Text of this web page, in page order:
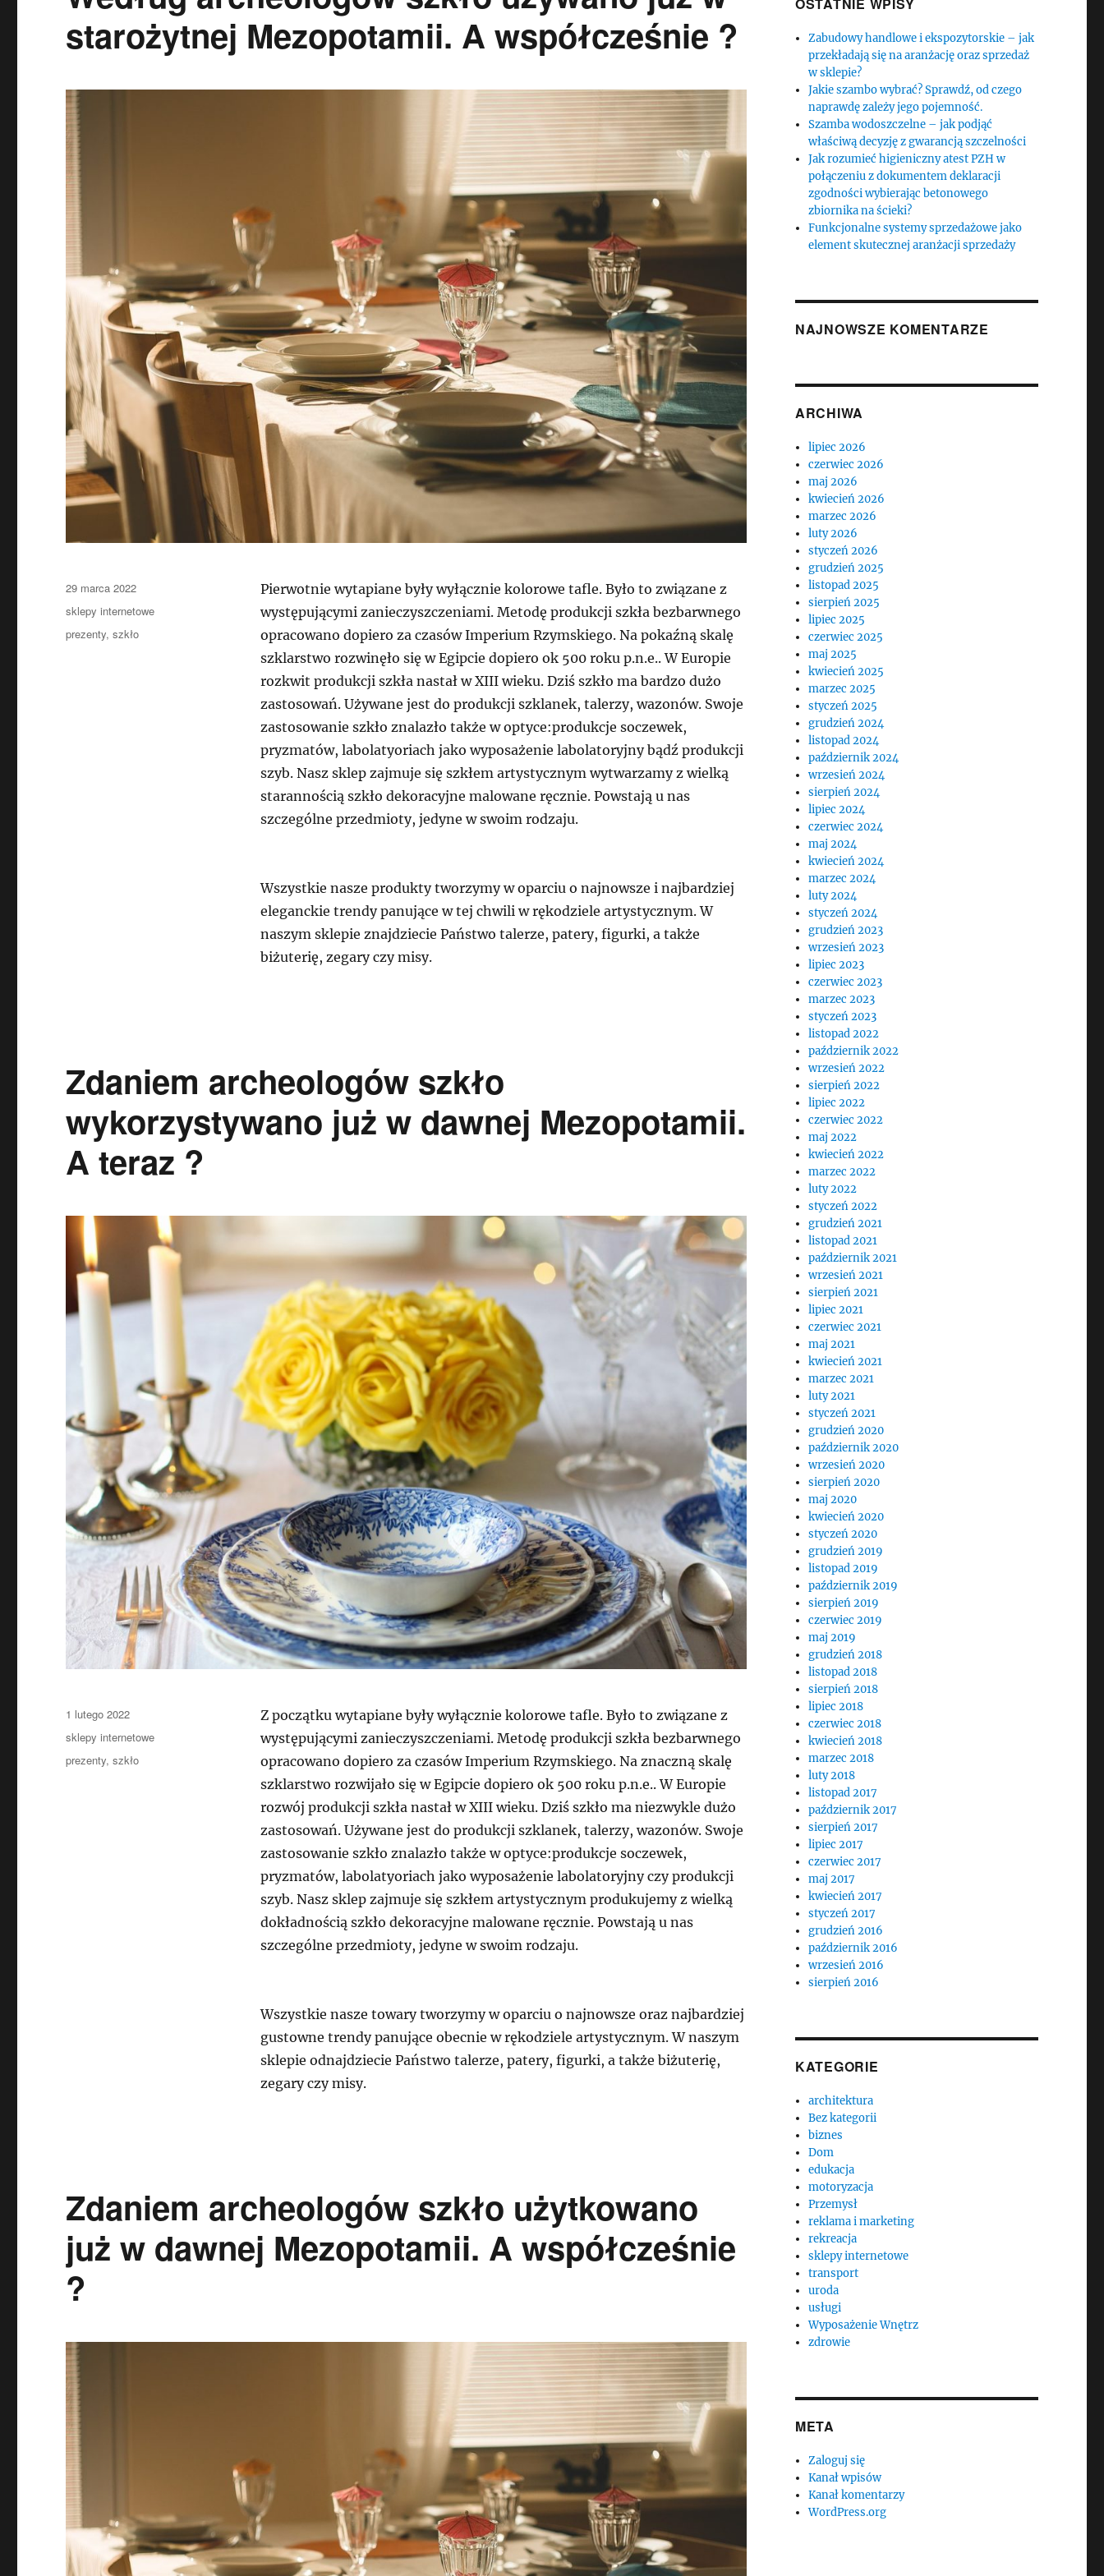
starożytnej Mezopotamii. A współcześnie ?
Pierwotnie wytapiane były wyłącznie kolorowe tafle. Było to związane z
występującymi zanieczyszczeniami. Metodę produkcji szkła bezbarwnego
opracowano dopiero za czasów Imperium Rzymskiego. Na pokaźną skalę
szklarstwo rozwinęło się w Egipcie dopiero ok 500 roku p.n.e.. W Europie
rozkwit produkcji szkła nastał w XIII wieku. Dziś szkło ma bardzo dużo
zastosowań. Używane jest do produkcji szklanek, talerzy, wazonów. Swoje
zastosowanie szkło znalazło także w optyce:produkcje soczewek,
pryzmatów, labolatyoriach jako wyposażenie labolatoryjny bądź produkcji
szyb. Nasz sklep zajmuje się szkłem artystycznym wytwarzamy z wielką
starannością szkło dekoracyjne malowane ręcznie. Powstają u nas
szczególne przedmioty, jedyne w swoim rodzaju.
Wszystkie nasze produkty tworzymy w oparciu o najnowsze i najbardziej
eleganckie trendy panujące w tej chwili w rękodziele artystycznym. W
naszym sklepie znajdziecie Państwo talerze, patery, figurki, a także
biżuterię, zegary czy misy.
Data
publikacji
29 marca 2022
Kategorie
sklepy internetowe
Tagi
prezenty,szkło
Zdaniem archeologów szkło
wykorzystywano już w dawnej Mezopotamii.
A teraz ?
Z początku wytapiane były wyłącznie kolorowe tafle. Było to związane z
występującymi zanieczyszczeniami. Metodę produkcji szkła bezbarwnego
opracowano dopiero za czasów Imperium Rzymskiego. Na znaczną skalę
szklarstwo rozwijało się w Egipcie dopiero ok 500 roku p.n.e.. W Europie
rozwój produkcji szkła nastał w XIII wieku. Dziś szkło ma niezwykle dużo
zastosowań. Używane jest do produkcji szklanek, talerzy, wazonów. Swoje
zastosowanie szkło znalazło także w optyce:produkcje soczewek,
pryzmatów, labolatyoriach jako wyposażenie labolatoryjny czy produkcji
szyb. Nasz sklep zajmuje się szkłem artystycznym produkujemy z wielką
dokładnością szkło dekoracyjne malowane ręcznie. Powstają u nas
szczególne przedmioty, jedyne w swoim rodzaju.
Wszystkie nasze towary tworzymy w oparciu o najnowsze oraz najbardziej
gustowne trendy panujące obecnie w rękodziele artystycznym. W naszym
sklepie odnajdziecie Państwo talerze, patery, figurki, a także biżuterię,
zegary czy misy.
Data
publikacji
1 lutego 2022
Kategorie
sklepy internetowe
Tagi
prezenty,szkło
Zdaniem archeologów szkło użytkowano
już w dawnej Mezopotamii. A współcześnie
?
Zabudowy handlowe i ekspozytorskie – jak
przekładają się na aranżację oraz sprzedaż
w sklepie?
Jakie szambo wybrać? Sprawdź, od czego
naprawdę zależy jego pojemność.
Szamba wodoszczelne – jak podjąć
właściwą decyzję z gwarancją szczelności
Jak rozumieć higieniczny atest PZH w
połączeniu z dokumentem deklaracji
zgodności wybierając betonowego
zbiornika na ścieki?
Funkcjonalne systemy sprzedażowe jako
element skutecznej aranżacji sprzedaży
NAJNOWSZE KOMENTARZE
ARCHIWA
lipiec 2026
czerwiec 2026
maj 2026
kwiecień 2026
marzec 2026
luty 2026
styczeń 2026
grudzień 2025
listopad 2025
sierpień 2025
lipiec 2025
czerwiec 2025
maj 2025
kwiecień 2025
marzec 2025
styczeń 2025
grudzień 2024
listopad 2024
październik 2024
wrzesień 2024
sierpień 2024
lipiec 2024
czerwiec 2024
maj 2024
kwiecień 2024
marzec 2024
luty 2024
styczeń 2024
grudzień 2023
wrzesień 2023
lipiec 2023
czerwiec 2023
marzec 2023
styczeń 2023
listopad 2022
październik 2022
wrzesień 2022
sierpień 2022
lipiec 2022
czerwiec 2022
maj 2022
kwiecień 2022
marzec 2022
luty 2022
styczeń 2022
grudzień 2021
listopad 2021
październik 2021
wrzesień 2021
sierpień 2021
lipiec 2021
czerwiec 2021
maj 2021
kwiecień 2021
marzec 2021
luty 2021
styczeń 2021
grudzień 2020
październik 2020
wrzesień 2020
sierpień 2020
maj 2020
kwiecień 2020
styczeń 2020
grudzień 2019
listopad 2019
październik 2019
sierpień 2019
czerwiec 2019
maj 2019
grudzień 2018
listopad 2018
sierpień 2018
lipiec 2018
czerwiec 2018
kwiecień 2018
marzec 2018
luty 2018
listopad 2017
październik 2017
sierpień 2017
lipiec 2017
czerwiec 2017
maj 2017
kwiecień 2017
styczeń 2017
grudzień 2016
październik 2016
wrzesień 2016
sierpień 2016
KATEGORIE
architektura
Bez kategorii
biznes
Dom
edukacja
motoryzacja
Przemysł
reklama i marketing
rekreacja
sklepy internetowe
transport
uroda
usługi
Wyposażenie Wnętrz
zdrowie
META
Zaloguj się
Kanał wpisów
Kanał komentarzy
WordPress.org